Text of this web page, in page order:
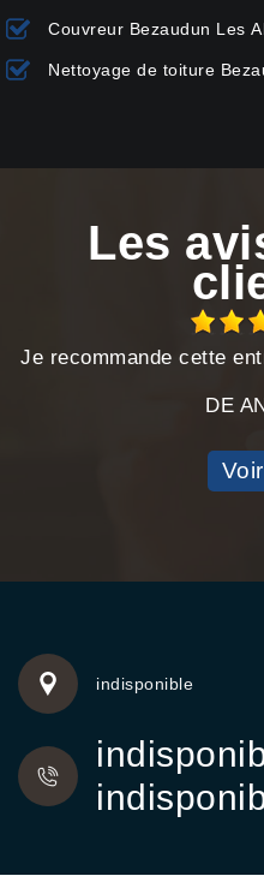
Couvreur Bezaudun Les
Nettoyage de toiture
Les
Je recommande cette
DE
indisponible